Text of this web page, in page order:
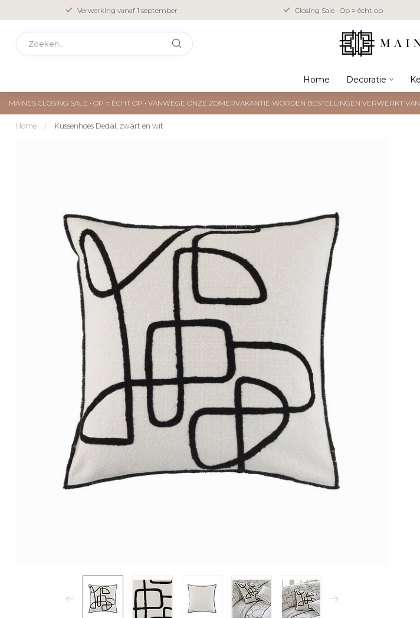
Verwerking vanaf 1 september Closing Sale • Op = écht op
Home Decoratie
MAINÈS CLOSING SALE • OP = ÉCHT OP • VANWEGE ONZE ZOMERVAKANTIE WORDEN BESTELLINGEN VERWERKT
Home / Kussenhoes Dedal, zwart en wit